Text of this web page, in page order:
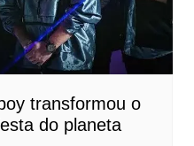
transformou o
do planeta